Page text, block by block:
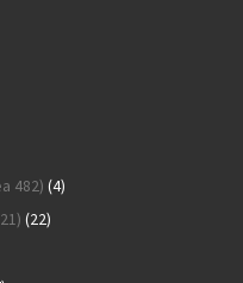
482) 44 produtos
2222 produtos